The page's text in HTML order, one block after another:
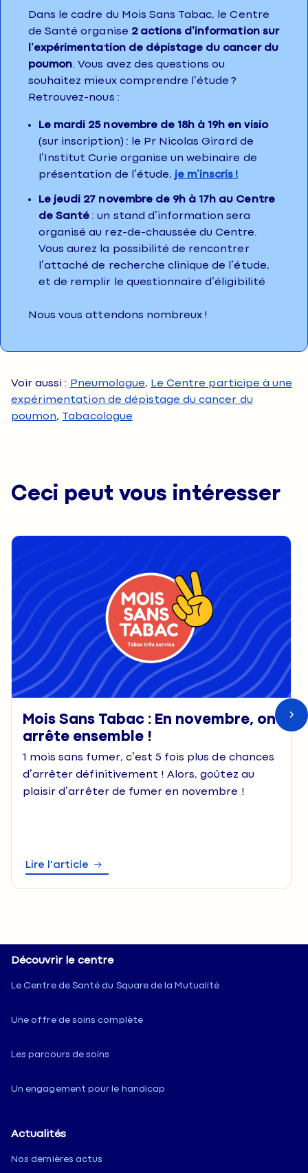
Dans le cadre du Mois Sans Tabac, le Centre
de Santé organise 2 actions d’information sur
l’expérimentation de dépistage du cancer du
poumon. Vous avez des questions ou
souhaitez mieux comprendre l’étude ?
Retrouvez-nous :
Le mardi 25 novembre de 18h à 19h en visio
(sur inscription) : le Pr Nicolas Girard de
l’Institut Curie organise un webinaire de
présentation de l’étude, je m’inscris !
Le jeudi 27 novembre de 9h à 17h au Centre
de Santé : un stand d’information sera
organisé au rez-de-chaussée du Centre.
Vous aurez la possibilité de rencontrer
l’attaché de recherche clinique de l’étude,
et de remplir le questionnaire d’éligibilité
Nous vous attendons nombreux !
Voir aussi : Pneumologue, Le Centre participe à une
expérimentation de dépistage du cancer du
poumon, Tabacologue
Ceci peut vous intéresser
Mois Sans Tabac : En novembre, on
arrête ensemble !
1 mois sans fumer, c’est 5 fois plus de chances
d’arrêter définitivement ! Alors, goûtez au
plaisir d’arrêter de fumer en novembre !
Lire l'article
Découvrir le centre
Le Centre de Santé du Square de la Mutualité
Une offre de soins complète
Les parcours de soins
Un engagement pour le handicap
Actualités
Nos dernières actus